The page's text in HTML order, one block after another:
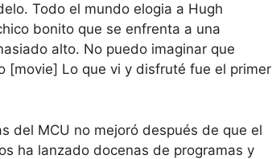
Todo el mundo elogia a Hugh
bonito que se enfrenta a una
alto. No puedo imaginar que
[movie] Lo que vi y disfruté fue el primer
del MCU no mejoró después de que el
ha lanzado docenas de programas y